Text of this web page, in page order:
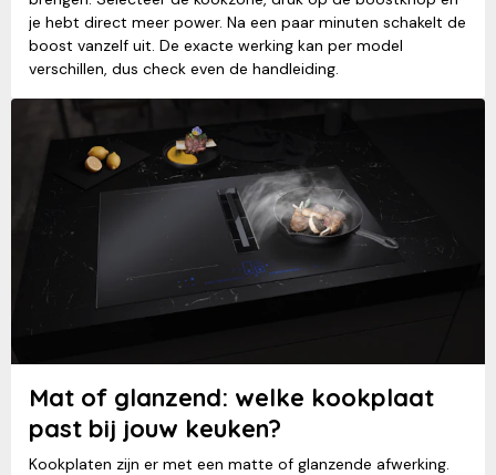
je hebt direct meer power. Na een paar minuten schakelt de
boost vanzelf uit. De exacte werking kan per model
verschillen, dus check even de handleiding.
Mat of glanzend: welke kookplaat
past bij jouw keuken?
Kookplaten zijn er met een matte of glanzende afwerking.